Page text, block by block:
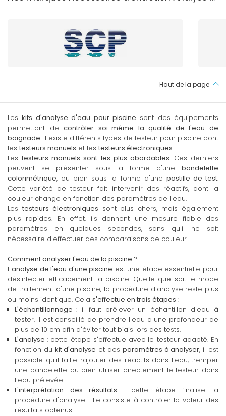
Haut de la page
Leskits d'analyse d'eau pour piscine sont des équipements
permettant decontrôler soi-même la qualité de l'eau de
baignade. Il existe différents types de testeur pour piscine dont
les testeurs manuels et les testeurs électroniques.
Lestesteurs manuels sont les plus abordables. Ces derniers
peuvent se présenter sous la forme d'une bandelette
colorimétrique, ou bien sous la forme d'une pastille de test.
Cette variété de testeur fait intervenir des réactifs, dont la
couleur change en fonction des paramètres de l'eau.
Les testeurs électroniques sont plus chers, mais également
plus rapides. En effet, ils donnent une mesure fiable des
paramètres en quelques secondes, sans qu'il ne soit
nécessaire d'effectuer des comparaisons de couleur.
Comment analyser l'eau de la piscine ?
L'analyse de l'eau d'une piscine est une étape essentielle pour
désinfecter efficacement la piscine. Quelle que soit le mode
de traitement d'une piscine, la procédure d'analyse reste plus
ou moins identique. Cela s'effectue en trois étapes :
L'échantillonnage: il faut prélever un échantillon d'eau à
tester. Il est conseillé de prendre l'eau a une profondeur de
plus de 10 cm afin d'éviter tout biais lors des tests.
L'analyse: cette étape s'effectue avec le testeur adapté. En
fonction du kit d'analyse et des paramètres à analyser, il est
possible qu'il faille rajouter des réactifs dans l'eau, tremper
une bandelette ou bien utiliser directement le testeur dans
l'eau prélevée.
L'interprétation des résultats : cette étape finalise la
procédure d'analyse. Elle consiste à contrôler la valeur des
résultats obtenus.